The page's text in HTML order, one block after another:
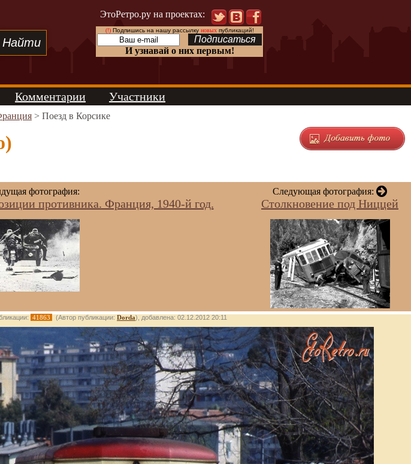
ЭтоРетро.ру на проектах:
(!)Подпишись на нашу рассылку новыхпубликаций!
И узнавай о них первым!
Комментарии Участники
> Поезд в Корсике
фотография:
противника. Франция, 1940-й год.
Следующая фотография:
Столкновение под Ниццей
41863 (Автор публикации: Dorda), добавлена: 02.12.2012 20:11